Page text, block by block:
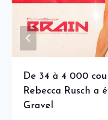
De 34 à 4 000
Rebecca Rusch a
Gravel